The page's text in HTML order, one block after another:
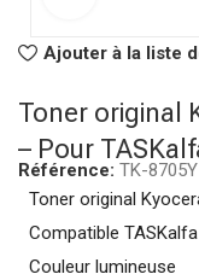
Ajouter à la liste
Toner original
– Pour
Référence: TK-8705Y
Toner original
Compatible
Couleur lumineuse